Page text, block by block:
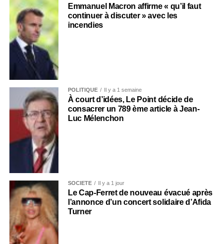
Emmanuel Macron affirme « qu’il faut
continuer à discuter » avec les
incendies
POLITIQUE Il y a 1 semaine
À court d’idées, Le Point décide de
consacrer un 789 ème article à Jean-
Luc Mélenchon
SOCIÉTÉ Il y a 1 jour
Le Cap-Ferret de nouveau évacué après
l’annonce d’un concert solidaire d’Afida
Turner